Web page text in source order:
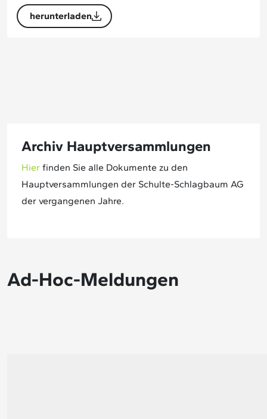
herunterladen
Archiv Hauptversammlungen
Hier finden Sie alle Dokumente zu den
Hauptversammlungen der Schulte-Schlagbaum AG
der vergangenen Jahre.
Ad-Hoc-Meldungen